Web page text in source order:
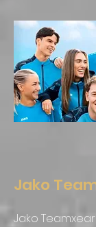
Jako
Jako